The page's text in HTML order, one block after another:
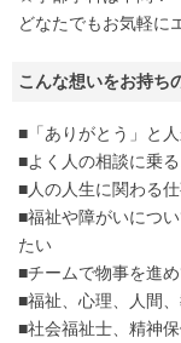
どなたでもお気軽に
こんな想いをお持ち
■「ありがとう」と
■よく人の相談に乗
■人の人生に関わる
■福祉や障がいにつ
たい
■チームで物事を進
■福祉、心理、人間
■社会福祉士、精神